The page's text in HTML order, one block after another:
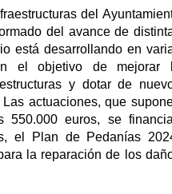
del
del avance de
está desarrollando en
el objetivo de mejorar
y dotar de
actuaciones, que
550.000 euros, se
el Plan de Pedanías
la reparación de los